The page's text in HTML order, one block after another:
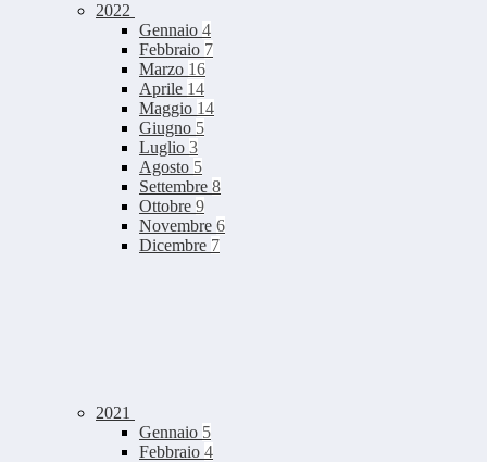
2022
Gennaio 4
Febbraio 7
Marzo 16
Aprile 14
Maggio 14
Giugno 5
Luglio 3
Agosto 5
Settembre 8
Ottobre 9
Novembre 6
Dicembre 7
2021
Gennaio 5
Febbraio 4